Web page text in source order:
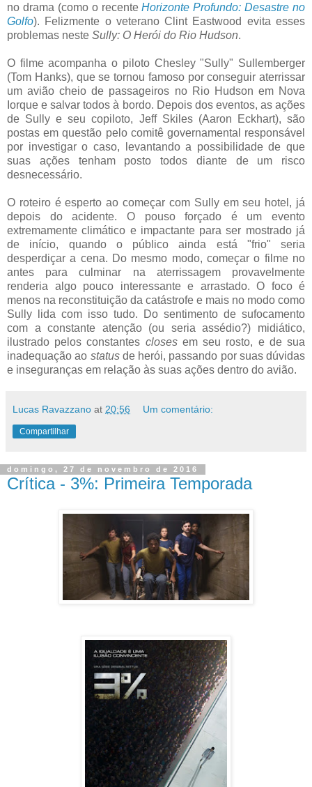
no drama (como o recenteHorizonte Profundo: Desastre no
Golfo). Felizmente o veterano Clint Eastwood evita esses
problemas neste Sully: O Herói do Rio Hudson.
O filme acompanha o piloto Chesley "Sully" Sullemberger
(Tom Hanks), que se tornou famoso por conseguir aterrissar
um avião cheio de passageiros no Rio Hudson em Nova
Iorque e salvar todos à bordo. Depois dos eventos, as ações
de Sully e seu copiloto, Jeff Skiles (Aaron Eckhart), são
postas em questão pelo comitê governamental responsável
por investigar o caso, levantando a possibilidade de que
suas ações tenham posto todos diante de um risco
desnecessário.
O roteiro é esperto ao começar com Sully em seu hotel, já
depois do acidente. O pouso forçado é um evento
extremamente climático e impactante para ser mostrado já
de início, quando o público ainda está "frio" seria
desperdiçar a cena. Do mesmo modo, começar o filme no
antes para culminar na aterrissagem provavelmente
renderia algo pouco interessante e arrastado. O foco é
menos na reconstituição da catástrofe e mais no modo como
Sully lida com isso tudo. Do sentimento de sufocamento
com a constante atenção (ou seria assédio?) midiático,
ilustrado pelos constantes closesem seu rosto, e de sua
inadequação ao statusde herói, passando por suas dúvidas
e inseguranças em relação às suas ações dentro do avião.
Lucas Ravazzano at 20:56 Um comentário:
Compartilhar
domingo, 27 de novembro de 2016
Crítica - 3%: Primeira Temporada